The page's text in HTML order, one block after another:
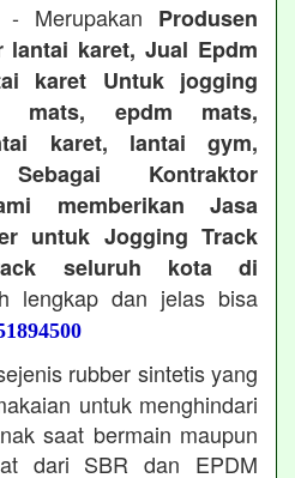
- Merupakan Produsen
lantai karet, Jual Epdm
karet Untuk jogging
mats, epdm mats,
karet, lantai gym,
Kontraktor
memberikan Jasa
untuk Jogging Track
seluruh kota di
lengkap dan jelas bisa
rubber sintetis yang
untuk menghindari
saat bermain maupun
dari SBR dan EPDM